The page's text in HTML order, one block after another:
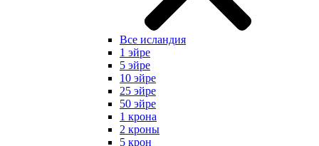
Все исландия
1 эйре
5 эйре
10 эйре
25 эйре
50 эйре
1 крона
2 кроны
5 крон